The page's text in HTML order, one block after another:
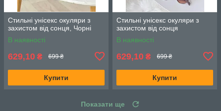
Стильні унісекс окуляри з
захистом від сонця, Чорні
В наявності
629,10 ₴ 699 ₴
Купити
Стильні унісекс окуляри з
захистом від сонця
В наявності
629,10 ₴ 699 ₴
Купити
Показати ще